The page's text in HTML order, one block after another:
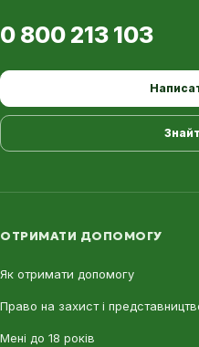
0 800 213 103
ОТРИМАТИ ДОПОМОГУ
Як отримати допомогу
Право на захист і
Мені до 18 років